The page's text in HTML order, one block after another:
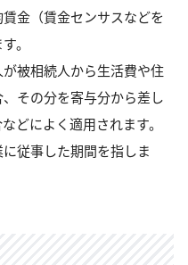
金（賃金センサスなどを
。
が被相続人から生活費や住
その分を寄与分から差し
どによく適用されます。
従事した期間を指しま